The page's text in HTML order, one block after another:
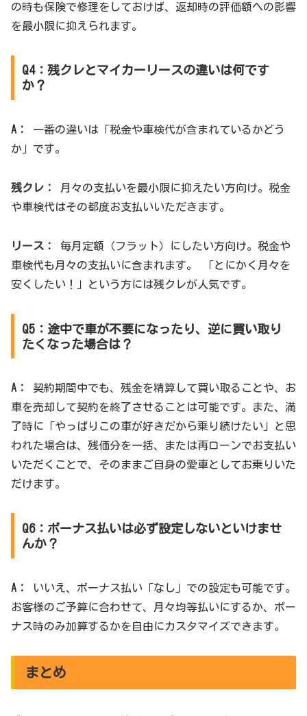
の時も保険で修理をしておけば、返却時の評価額への影響
を最小限に抑えられます。
Q4：残クレとマイカーリースの違いは何です
か？
A：
一番の違いは「税金や車検代が含まれているかどう
か」です。
残クレ：
月々の支払いを最小限に抑えたい方向け。税金
や車検代はその都度お支払いいただきます。
リース：
毎月定額（フラット）にしたい方向け。税金や
車検代も月々の支払いに含まれます。 「とにかく月々を
安くしたい！」という方には残クレが人気です。
Q5：途中で車が不要になったり、逆に買い取り
たくなった場合は？
A：
契約期間中でも、残金を精算して買い取ることや、お
車を売却して契約を終了させることは可能です。また、満
了時に「やっぱりこの車が好きだから乗り続けたい」と思
われた場合は、残価分を一括、または再ローンでお支払い
いただくことで、そのままご自身の愛車としてお乗りいた
だけます。
Q6：ボーナス払いは必ず設定しないといけませ
んか？
A：
いいえ、ボーナス払い「なし」での設定も可能です。
お客様のご予算に合わせて、月々均等払いにするか、ボー
ナス時のみ加算するかを自由にカスタマイズできます。
まとめ